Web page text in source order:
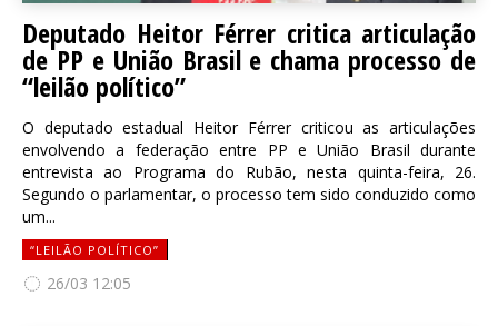
Deputado Heitor Férrer critica articulação
de PP e União Brasil e chama processo de
“leilão político”
O deputado estadual Heitor Férrer criticou as articulações
envolvendo a federação entre PP e União Brasil durante
entrevista ao Programa do Rubão, nesta quinta-feira, 26.
Segundo o parlamentar, o processo tem sido conduzido como
um...
“LEILÃO POLÍTICO”
26/03 12:05